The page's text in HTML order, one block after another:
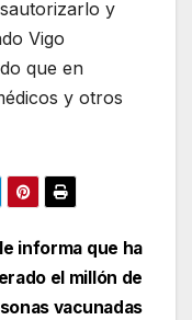
y
Vigo
que en
y otros
informa que ha
el millón de
vacunadas